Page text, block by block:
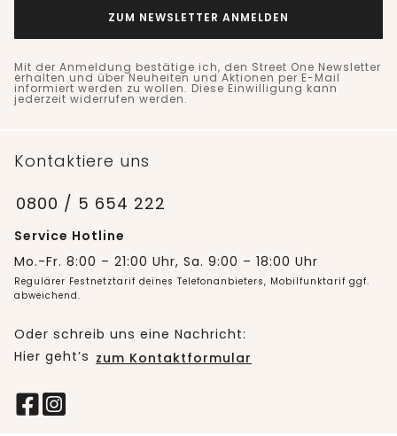
ZUM NEWSLETTER ANMELDEN
Mit der Anmeldung bestätige ich, den Street One Newsletter
erhalten und über Neuheiten und Aktionen per E-Mail
informiert werden zu wollen. Diese Einwilligung kann
jederzeit widerrufen werden.
Kontaktiere uns
0800 / 5 654 222
Service Hotline
Mo.-Fr. 8:00 – 21:00 Uhr, Sa. 9:00 – 18:00 Uhr
Regulärer Festnetztarif deines Telefonanbieters, Mobilfunktarif ggf.
abweichend.
Oder schreib uns eine Nachricht:
Hier geht’s zum Kontaktformular